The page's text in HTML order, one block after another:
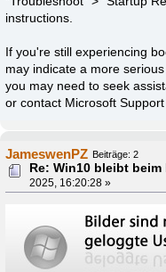
instructions.
If you're still experiencing
may indicate a more
you may need to seek
or contact Microsoft
JameswenPZ Beiträge: 2
Re: Win10 bleibt
2025, 16:20:28 »